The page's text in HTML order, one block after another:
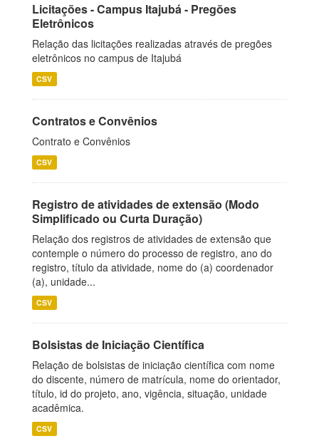
Licitações - Campus Itajubá - Pregões
Eletrônicos
Relação das licitações realizadas através de pregões
eletrônicos no campus de Itajubá
CSV
Contratos e Convênios
Contrato e Convênios
CSV
Registro de atividades de extensão (Modo
Simplificado ou Curta Duração)
Relação dos registros de atividades de extensão que
contemple o número do processo de registro, ano do
registro, título da atividade, nome do (a) coordenador
(a), unidade...
CSV
Bolsistas de Iniciação Científica
Relação de bolsistas de iniciação científica com nome
do discente, número de matrícula, nome do orientador,
título, id do projeto, ano, vigência, situação, unidade
acadêmica.
CSV